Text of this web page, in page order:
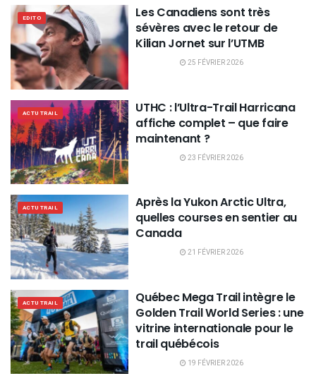
EDITO
Les Canadiens sont très
sévères avec le retour de
Kilian Jornet sur l’UTMB
25 FÉVRIER 2026
ACTU TRAIL
UTHC : l’Ultra-Trail Harricana
affiche complet – que faire
maintenant ?
23 FÉVRIER 2026
ACTU TRAIL
Après la Yukon Arctic Ultra,
quelles courses en sentier au
Canada
21 FÉVRIER 2026
ACTU TRAIL
Québec Mega Trail intègre le
Golden Trail World Series : une
vitrine internationale pour le
trail québécois
19 FÉVRIER 2026